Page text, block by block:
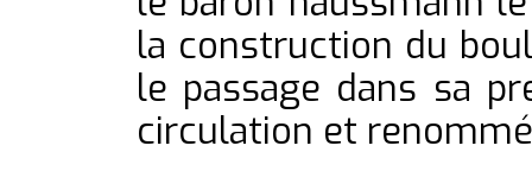
la construction du
le passage dans sa
circulation et